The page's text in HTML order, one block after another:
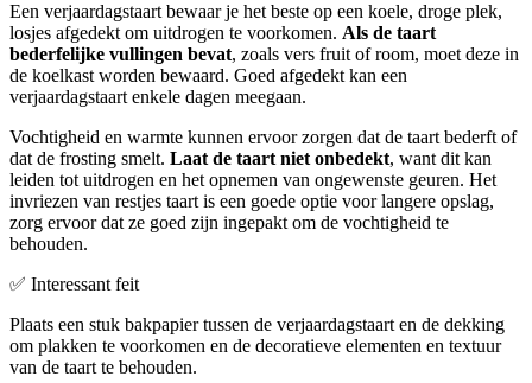
Een verjaardagstaart bewaar je het beste op een koele, droge plek,
losjes afgedekt om uitdrogen te voorkomen. Als de taart
bederfelijke vullingen bevat, zoals vers fruit of room, moet deze in
de koelkast worden bewaard. Goed afgedekt kan een
verjaardagstaart enkele dagen meegaan.
Vochtigheid en warmte kunnen ervoor zorgen dat de taart bederft of
dat de frosting smelt. Laat de taart niet onbedekt, want dit kan
leiden tot uitdrogen en het opnemen van ongewenste geuren. Het
invriezen van restjes taart is een goede optie voor langere opslag,
zorg ervoor dat ze goed zijn ingepakt om de vochtigheid te
behouden.
✅ Interessant feit
Plaats een stuk bakpapier tussen de verjaardagstaart en de dekking
om plakken te voorkomen en de decoratieve elementen en textuur
van de taart te behouden.